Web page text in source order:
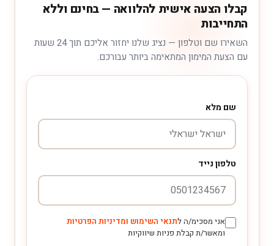
קבלו הצעה אישית להלוואה — בחינם וללא
התחייבות
השאירו שם וטלפון — נציג שלנו יחזור אליכם תוך 24 שעות
עם הצעת המימון המתאימה ביותר עבורכם.
שם מלא
טלפון נייד
אני מסכימ/ה לתנאי השימוש ומדיניות הפרטיות
ומאשר/ת קבלת פניות שיווקיות